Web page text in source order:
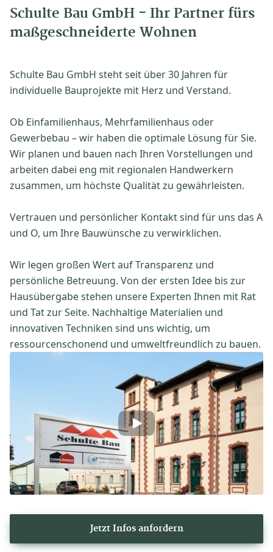
Schulte Bau GmbH - Ihr Partner fürs
maßgeschneiderte Wohnen
Schulte Bau GmbH steht seit über 30 Jahren für
individuelle Bauprojekte mit Herz und Verstand.
Ob Einfamilienhaus, Mehrfamilienhaus oder
Gewerbebau – wir haben die optimale Lösung für Sie.
Wir planen und bauen nach Ihren Vorstellungen und
arbeiten dabei eng mit regionalen Handwerkern
zusammen, um höchste Qualität zu gewährleisten.
Vertrauen und persönlicher Kontakt sind für uns das A
und O, um Ihre Bauwünsche zu verwirklichen.
Wir legen großen Wert auf Transparenz und
persönliche Betreuung. Von der ersten Idee bis zur
Hausübergabe stehen unsere Experten Ihnen mit Rat
und Tat zur Seite. Nachhaltige Materialien und
innovativen Techniken sind uns wichtig, um
ressourcenschonend und umweltfreundlich zu bauen.
Jetzt Infos anfordern